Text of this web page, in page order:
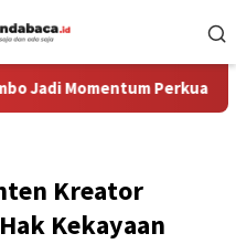
Momentum Perkuat
Kreator
Kekayaan